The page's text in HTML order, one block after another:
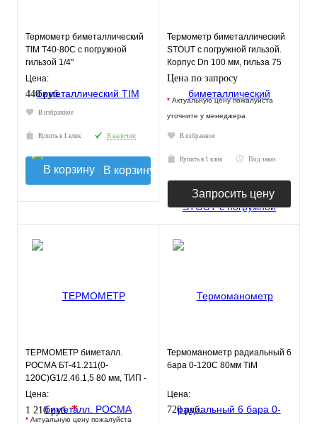
Термометр биметаллический
TIM Т40-80С с погружной
гильзой 1/4"
Цена:
440 руб.
В избранное
Купить в 1 клик В наличии
В корзину
Термометр биметаллический
STOUT с погружной гильзой.
Корпус Dn 100 мм, гильза 75
мм 1/2"
Цена по запросу
* Актуальную цену пожалуйста
уточните у менеджера
В избранное
Купить в 1 клик Под заказ
Запросить цену
ТЕРМОМЕТР биметалл.
РОСМА БТ-41.211(0-
120С)G1/2.46.1,5 80 мм, ТИП -
БТ-41 корпус - хромированная
Цена:
1 210 руб.*
* Актуальную цену пожалуйста
Термоманометр радиальный 6
бара 0-120С 80мм TiM
Цена:
720 руб.